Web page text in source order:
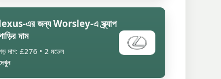
এর জন্য Worsley-এ স্ক্র্যাপ
দাম
দাম: £276 • 2 মডেল